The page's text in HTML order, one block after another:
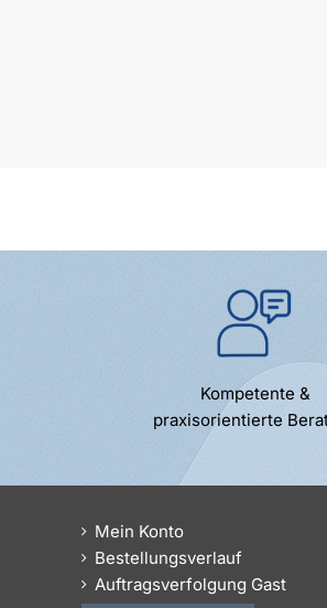
Kompetente &
praxisorientierte
Mein Konto
Bestellungsverlauf
Auftragsverfolgung Gast